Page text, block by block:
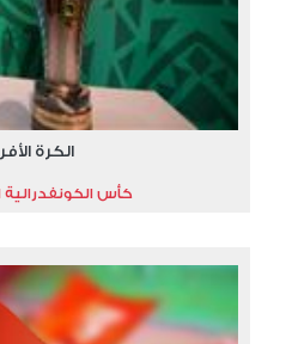
الكرة
كأس الكونفدرالية